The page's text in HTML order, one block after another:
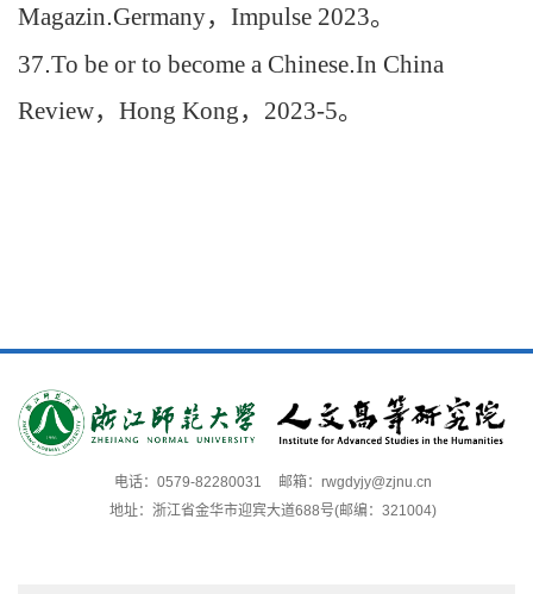
Magazin.Germany， Impulse 2023。
37.To be or to become a Chinese.In China
Review， Hong Kong， 2023-5。
电话：0579-82280031
邮箱：rwgdyjy@zjnu.cn
地址：浙江省金华市迎宾大道688号(邮编：321004)